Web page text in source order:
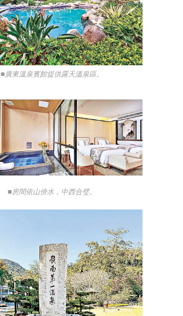
■廣東溫泉賓館提供露天溫泉區。
■房間依山傍水，中西合璧。